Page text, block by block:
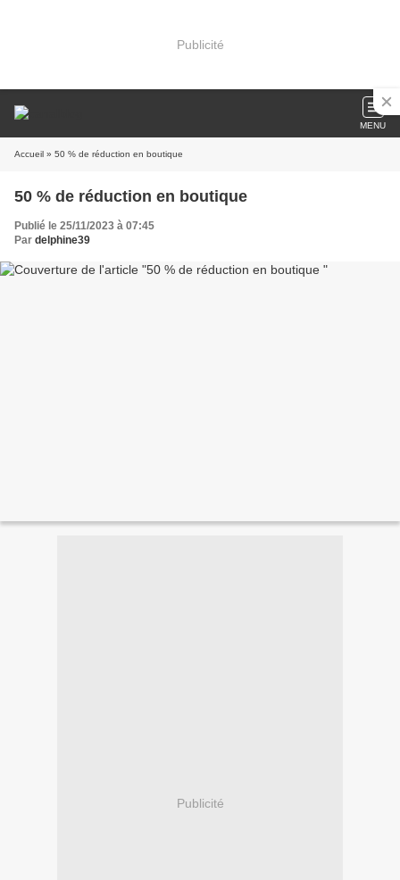
Publicité
MENU
Accueil » 50 % de réduction en boutique
50 % de réduction en boutique
Publié le 25/11/2023 à 07:45
Par delphine39
Publicité